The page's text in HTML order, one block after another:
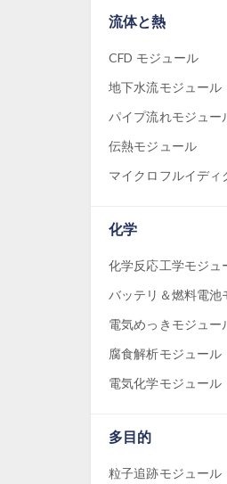
流体と熱
CFD モジュール
地下水流モジュール
パイプ流れモジュー
伝熱モジュール
マイクロフルイディ
化学
化学反応工学モジュ
バッテリ＆燃料電池
電気めっきモジュー
腐食解析モジュール
電気化学モジュール
多目的
粒子追跡モジュール